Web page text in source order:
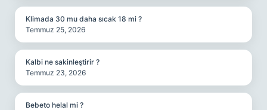
Klimada 30 mu daha sıcak 18 mi ?
Temmuz 25, 2026
Kalbi ne sakinleştirir ?
Temmuz 23, 2026
Bebeto helal mi ?